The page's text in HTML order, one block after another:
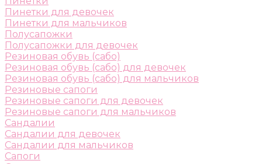
Пинетки для девочек
Пинетки для мальчиков
Полусапожки
Полусапожки для девочек
Резиновая обувь (сабо)
Резиновая обувь (сабо) для девочек
Резиновая обувь (сабо) для мальчиков
Резиновые сапоги
Резиновые сапоги для девочек
Резиновые сапоги для мальчиков
Сандалии
Сандалии для девочек
Сандалии для мальчиков
Сапоги